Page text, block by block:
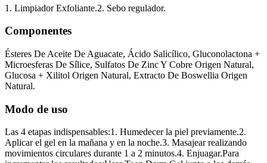
1. Limpiador Exfoliante.2. Sebo regulador.
Componentes
Ésteres De Aceite De Aguacate, Ácido Salicílico, Gluconolactona +
Microesferas De Sílice, Sulfatos De Zinc Y Cobre Origen Natural,
Glucosa + Xilitol Origen Natural, Extracto De Boswellia Origen
Natural.
Modo de uso
Las 4 etapas indispensables:1. Humedecer la piel previamente.2.
Aplicar el gel en la mañana y en la noche.3. Masajear realizando
movimientos circulares durante 1 a 2 minutos.4. Enjuagar.Para